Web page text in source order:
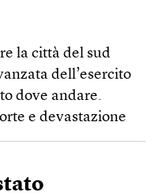
la città del sud
dell’esercito
dove andare.
e devastazione